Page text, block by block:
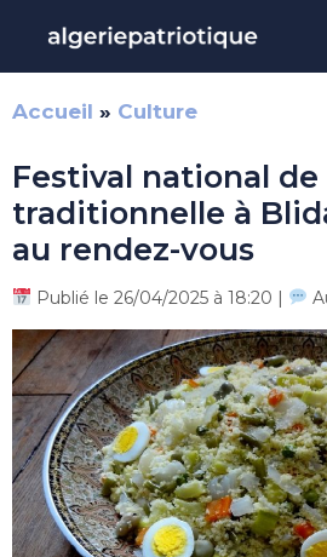
contenu
Accueil » Culture
Festival national
traditionnelle à
au rendez-vous
Publié le 26/04/2025 à 18:20 |